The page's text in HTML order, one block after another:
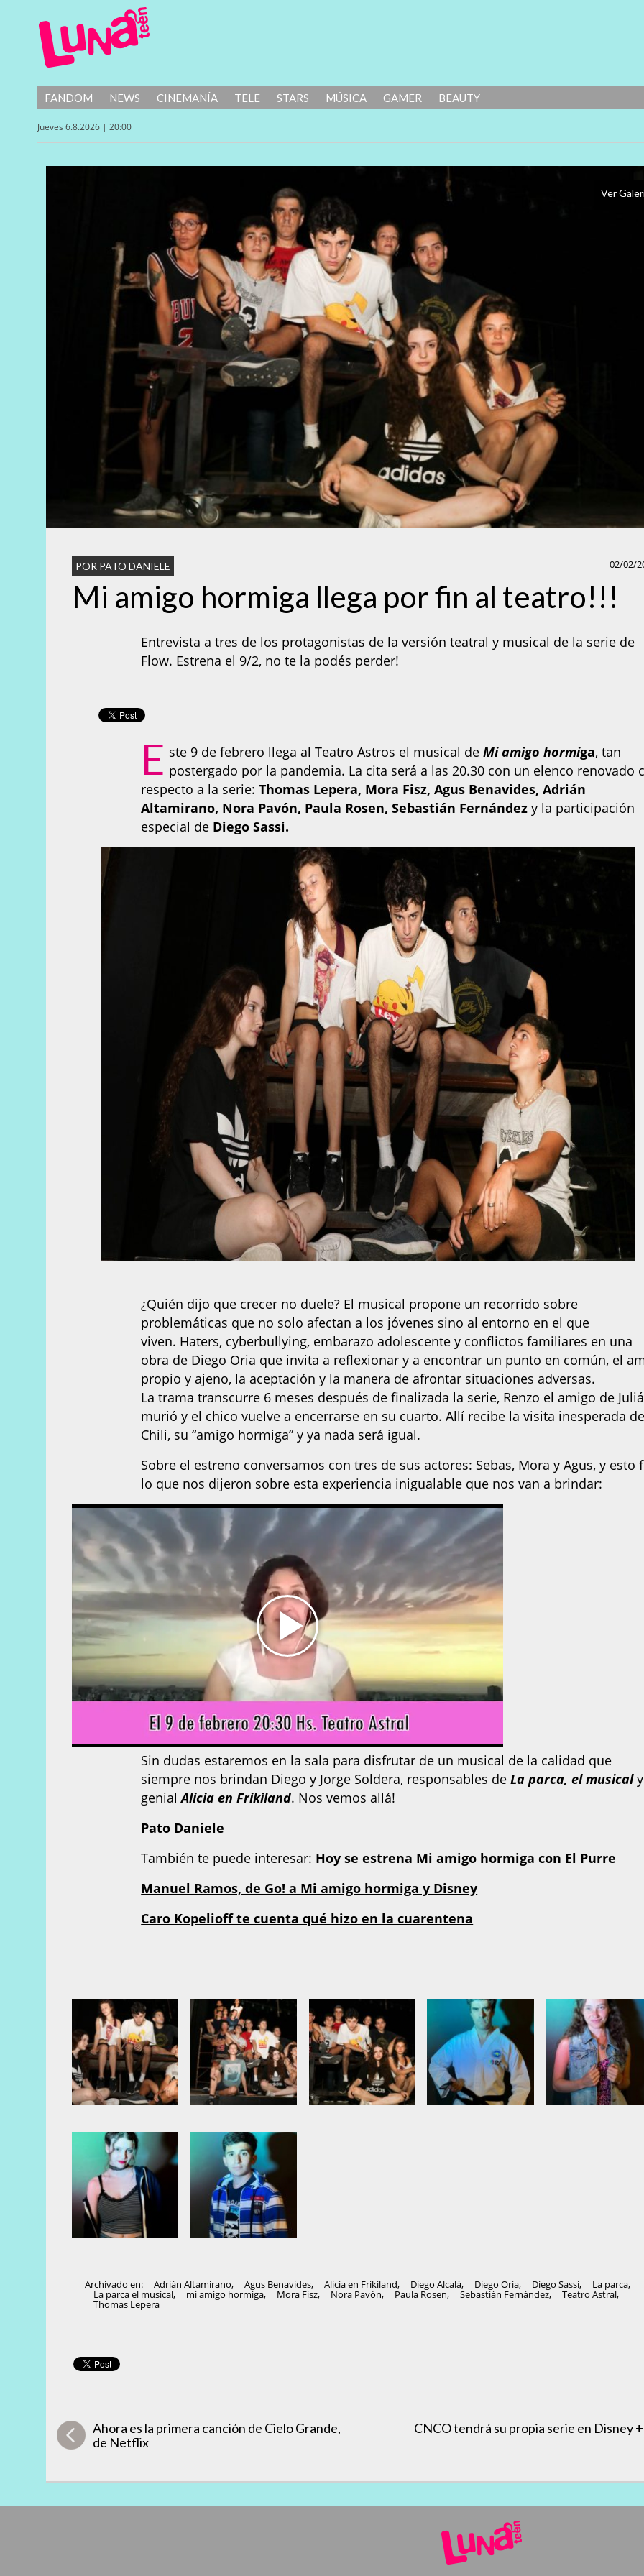
FANDOM NEWS CINEMANÍA TELE STARS MÚSICA GAMER BEAUTY
Jueves 6.8.2026 | 20:00
Ver
02/02/
POR PATO DANIELE
Mi amigo hormiga llega por fin al teatro!!!
Entrevista a tres de los protagonistas de la versión teatral y musical de la serie de
Flow. Estrena el 9/2, no te la podés perder!
E ste 9 de febrero llega al Teatro Astros el musical deMi amigo hormiga, tan
postergado por la pandemia. La cita será a las 20.30 con un elenco renovado
respecto a la serie:Thomas Lepera, Mora Fisz, Agus Benavides, Adrián
Altamirano, Nora Pavón, Paula Rosen, Sebastián Fernández y la participación
especial de Diego Sassi.
¿Quién dijo que crecer no duele? El musical propone un recorrido sobre
problemáticas que no solo afectan a los jóvenes sino al entorno en el que
viven. Haters, cyberbullying, embarazo adolescente y conflictos familiares en una
obra de Diego Oria que invita a reflexionar y a encontrar un punto en común, el
propio y ajeno, la aceptación y la manera de afrontar situaciones adversas.
La trama transcurre 6 meses después de finalizada la serie, Renzo el amigo de
murió y el chico vuelve a encerrarse en su cuarto. Allí recibe la visita inesperada
Chili, su “amigo hormiga” y ya nada será igual.
Sobre el estreno conversamos con tres de sus actores: Sebas, Mora y Agus, y esto
lo que nos dijeron sobre esta experiencia inigualable que nos van a brindar:
Sin dudas estaremos en la sala para disfrutar de un musical de la calidad que
siempre nos brindan Diego y Jorge Soldera, responsables deLa parca, el musical
genialAlicia en Frikiland. Nos vemos allá!
Pato Daniele
También te puede interesar: Hoy se estrena Mi amigo hormiga con El Purre
Manuel Ramos, de Go! a Mi amigo hormiga y Disney
Caro Kopelioff te cuenta qué hizo en la cuarentena
Archivado en: Adrián Altamirano, Agus Benavides, Alicia en Frikiland, Diego Alcalá, Diego Oria, Diego Sassi, La parca,
La parca el musical, mi amigo hormiga, Mora Fisz, Nora Pavón, Paula Rosen, Sebastián Fernández, Teatro Astral,
Thomas Lepera
Ahora es la primera canción de Cielo Grande,
de Netflix
CNCO tendrá su propia serie en Disney +